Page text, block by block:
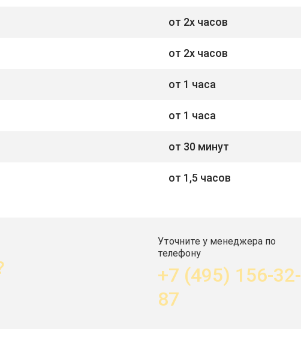
от 2х часов
от 2х часов
от 1 часа
от 1 часа
от 30 минут
от 1,5 часов
Уточните у менеджера по
телефону
+7 (495) 156-32-
87